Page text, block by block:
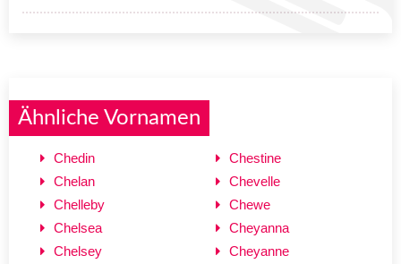
Ähnliche Vornamen
Chedin
Chelan
Chelleby
Chelsea
Chelsey
Chestine
Chevelle
Chewe
Cheyanna
Cheyanne